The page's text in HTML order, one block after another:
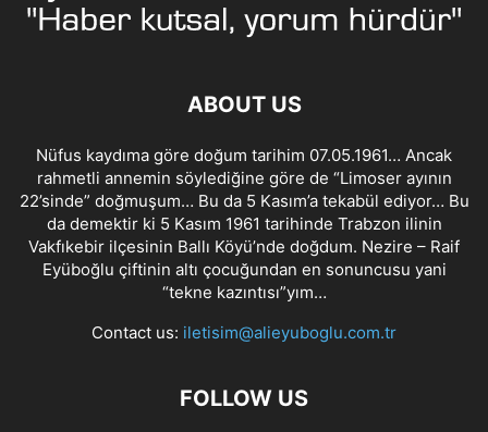
ABOUT US
Nüfus kaydıma göre doğum tarihim 07.05.1961… Ancak
rahmetli annemin söylediğine göre de “Limoser ayının
22’sinde” doğmuşum… Bu da 5 Kasım’a tekabül ediyor… Bu
da demektir ki 5 Kasım 1961 tarihinde Trabzon ilinin
Vakfıkebir ilçesinin Ballı Köyü’nde doğdum. Nezire – Raif
Eyüboğlu çiftinin altı çocuğundan en sonuncusu yani
“tekne kazıntısı”yım…
Contact us: iletisim@alieyuboglu.com.tr
FOLLOW US